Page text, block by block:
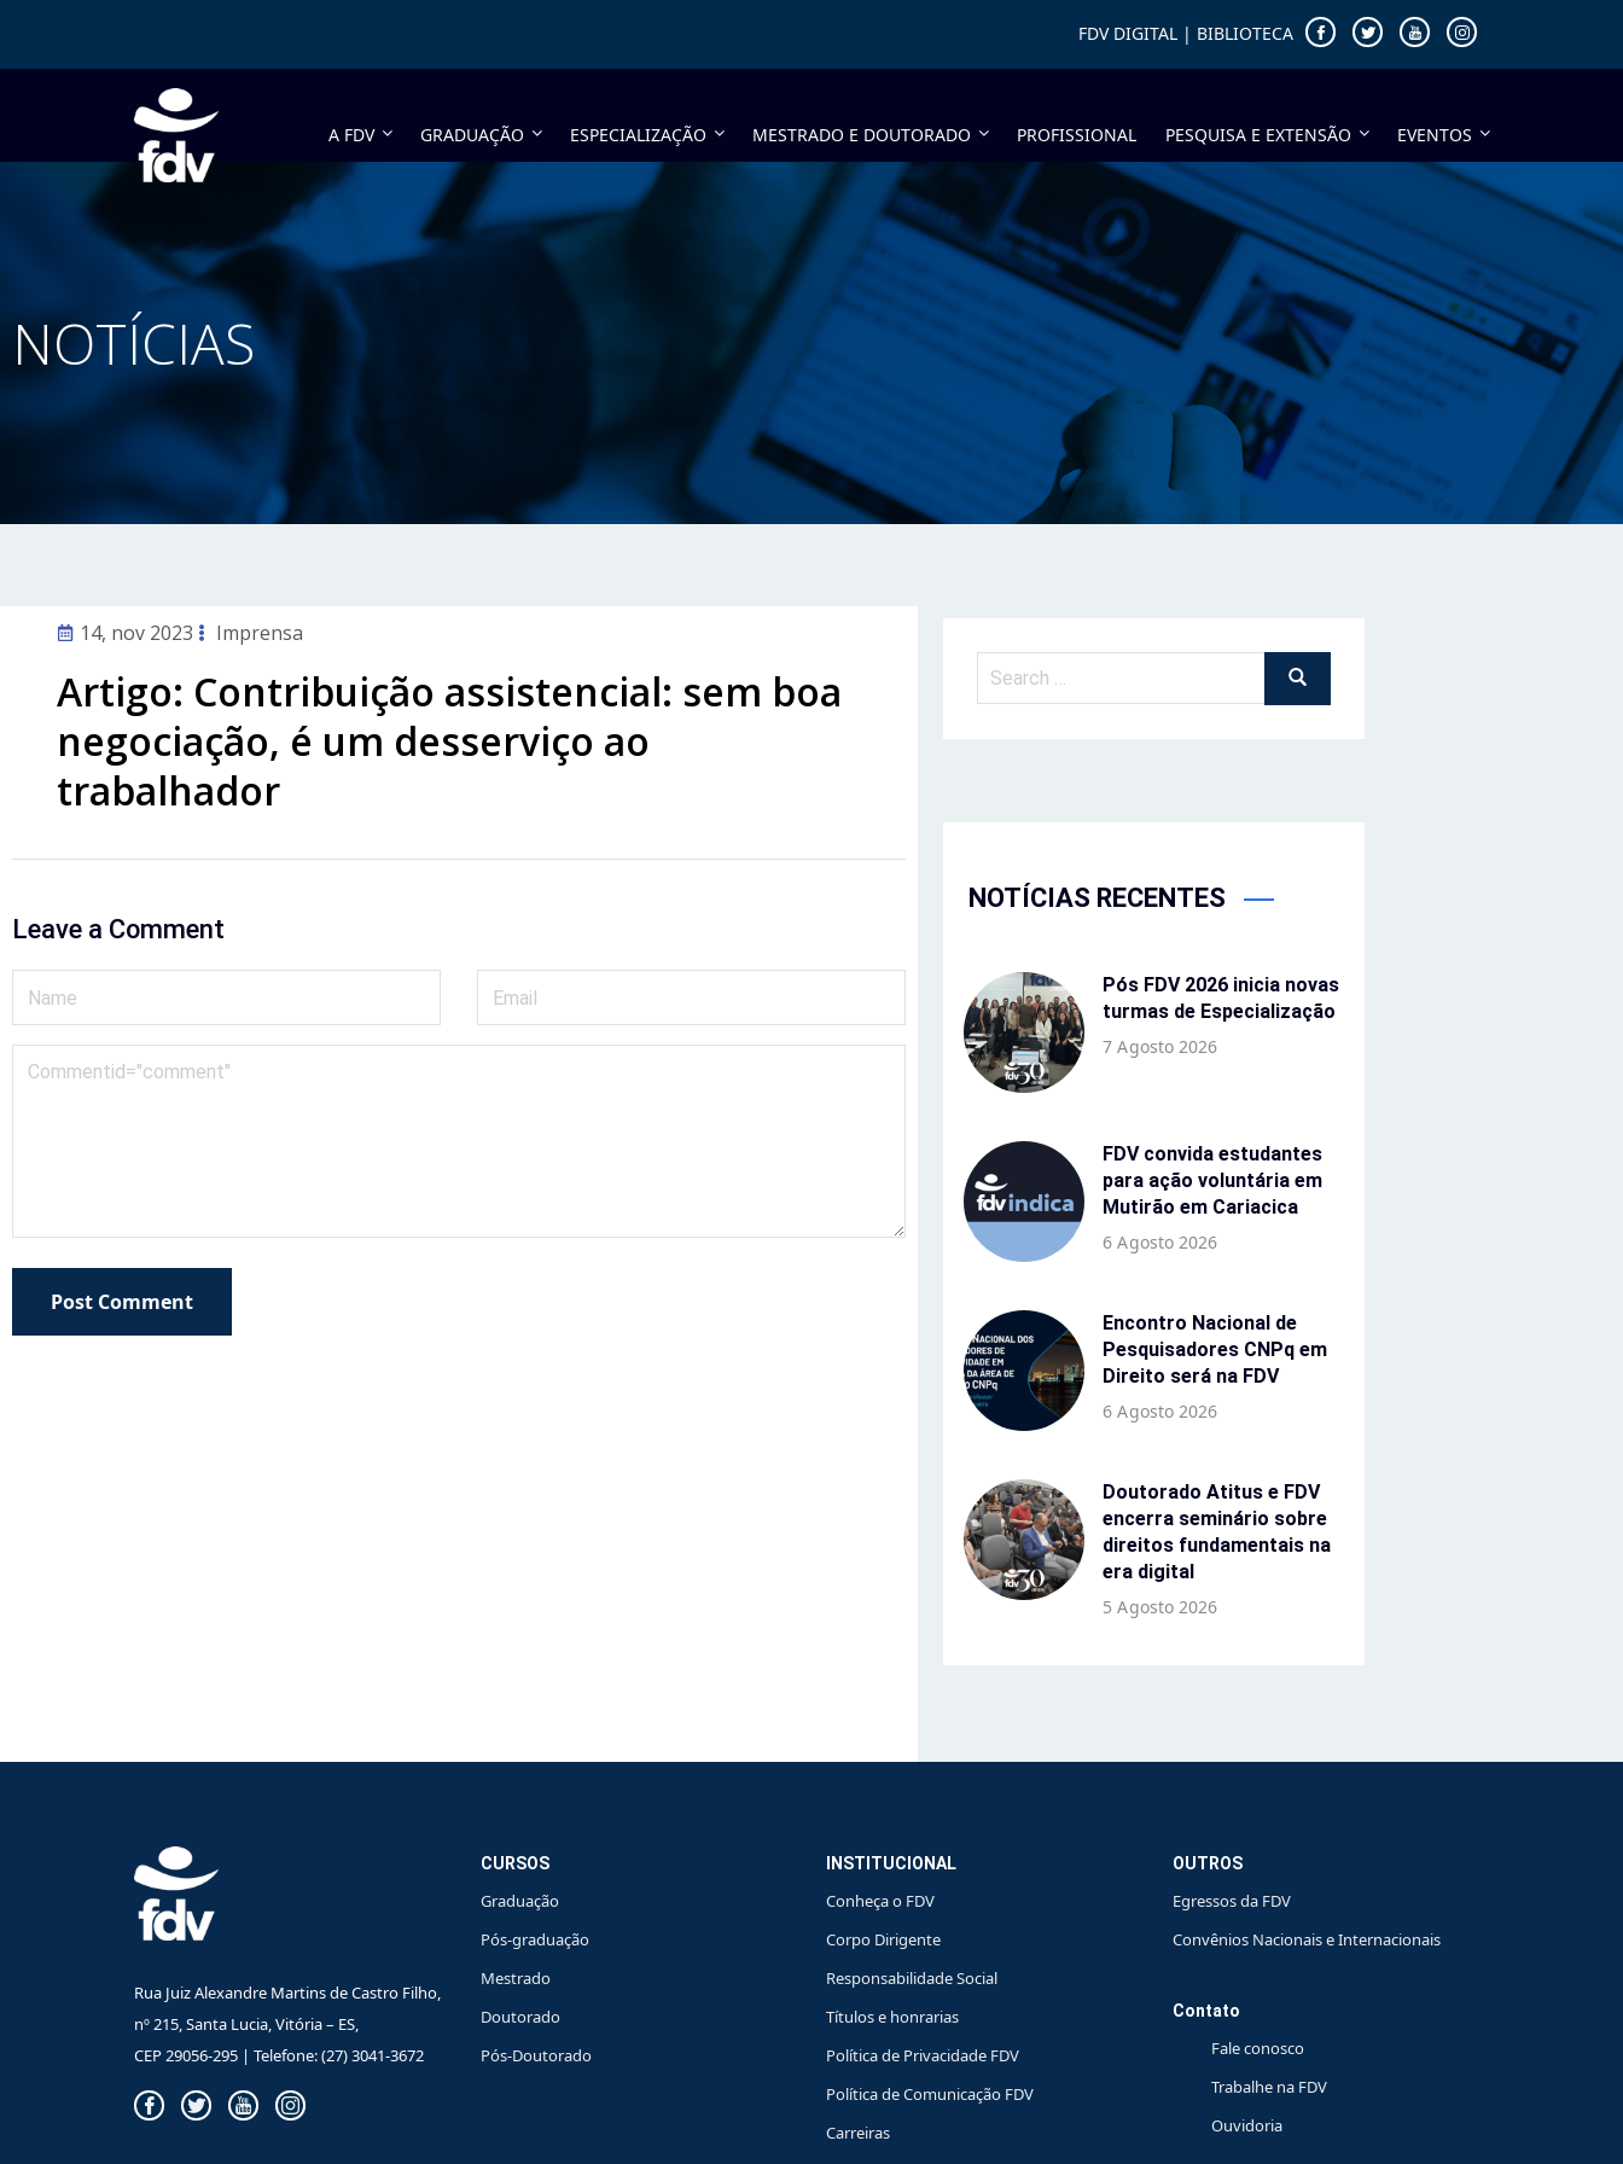
FDV DIGITAL | BIBLIOTECA
A FDV GRADUAÇÃO ESPECIALIZAÇÃO MESTRADO E DOUTORADO PROFISSIONAL PESQUISA E EXTENSÃO EVENTOS
NOTÍCIAS
14, nov 2023 Imprensa
Artigo: Contribuição assistencial: sem boa
negociação, é um desserviço ao
trabalhador
Leave a Comment
Post Comment
NOTÍCIAS RECENTES
Pós FDV 2026 inicia novas
turmas de Especialização
7 Agosto 2026
FDV convida estudantes
para ação voluntária em
Mutirão em Cariacica
6 Agosto 2026
Encontro Nacional de
Pesquisadores CNPq em
Direito será na FDV
6 Agosto 2026
Doutorado Atitus e FDV
encerra seminário sobre
direitos fundamentais na
era digital
5 Agosto 2026
Rua Juiz Alexandre Martins de Castro Filho,
nº 215, Santa Lucia, Vitória – ES,
CEP 29056-295 | Telefone: (27) 3041-3672
CURSOS
Graduação
Pós-graduação
Mestrado
Doutorado
Pós-Doutorado
INSTITUCIONAL
Conheça o FDV
Corpo Dirigente
Responsabilidade Social
Títulos e honrarias
Política de Privacidade FDV
Política de Comunicação FDV
Carreiras
OUTROS
Egressos da FDV
Convênios Nacionais e Internacionais
Contato
Fale conosco
Trabalhe na FDV
Ouvidoria